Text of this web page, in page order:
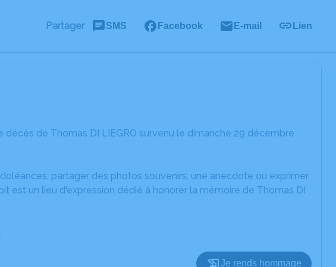
Partager SMS Facebook E-mail Lien
de Thomas DI LIEGRO survenu le dimanche 29 décembre
partager des photos souvenirs, une anecdote ou exprimer
est un lieu d'expression dédié à honorer la mémoire de Thomas DI
.
Je rends hommage